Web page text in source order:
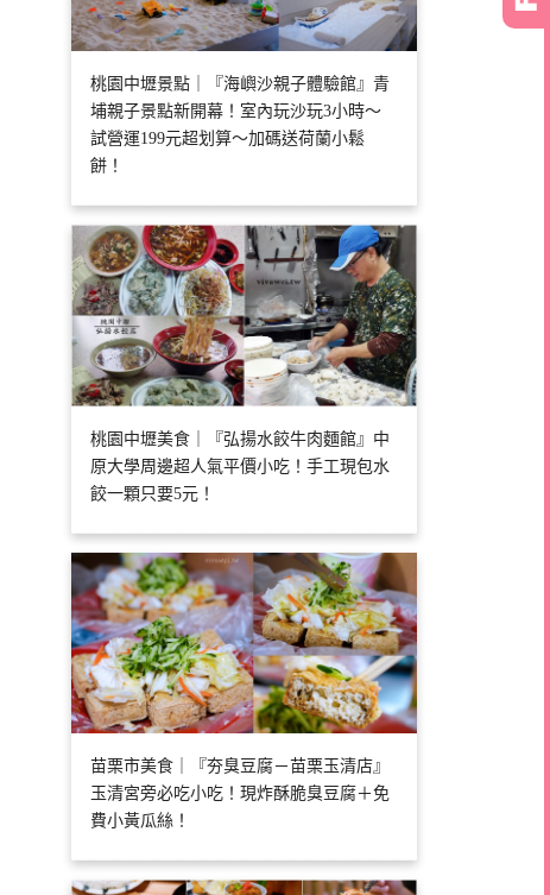
桃園中壢景點｜『海嶼沙親子體驗館』青
埔親子景點新開幕！室內玩沙玩3小時～
試營運199元超划算～加碼送荷蘭小鬆
餅！
桃園中壢美食｜『弘揚水餃牛肉麵館』中
原大學周邊超人氣平價小吃！手工現包水
餃一顆只要5元！
苗栗市美食｜『夯臭豆腐－苗栗玉清店』
玉清宮旁必吃小吃！現炸酥脆臭豆腐＋免
費小黃瓜絲！